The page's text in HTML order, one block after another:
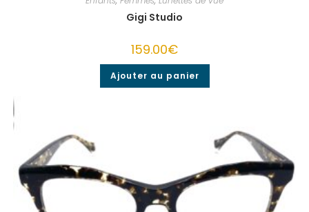
Gigi Studio
159.00€
Ajouter au panier